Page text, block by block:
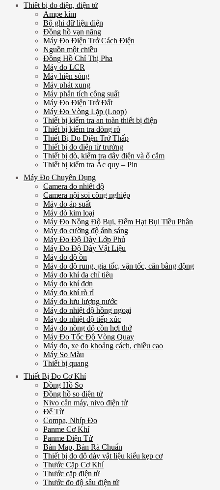
Thiêt bị đo điện, điện tử
Ampe kìm
Bộ ghi dữ liệu điện
Đồng hồ vạn năng
Máy Đo Điện Trở Cách Điện
Nguồn một chiều
Đồng Hồ Chỉ Thị Pha
Máy đo LCR
Máy hiện sóng
Máy phát xung
Máy phân tích công suất
Máy Đo Điện Trở Đất
Máy Đo Vòng Lặp (Loop)
Thiết bị kiểm tra an toàn thiết bị điện
Thiết bị kiểm tra dòng rò
Thiết Bị Đo Điện Trở Thấp
Thiết bị đo điện từ trường
Thiết bị dò, kiểm tra dây điện và ổ cắm
Thiết bị kiểm tra Ắc quy – Pin
Máy Đo Chuyên Dụng
Camera đo nhiêt độ
Camera nội soi công nghiệp
Máy đo áp suất
Máy dò kim loại
Máy Đo Nồng Độ Bụi, Đếm Hạt Bụi Tiều Phân
Máy đo cường độ ánh sáng
Máy Đo Độ Dày Lớp Phủ
Máy Đo Độ Dày Vật Liệu
Máy đo độ ồn
Máy đo độ rung, gia tốc, vận tốc, cân bằng động
Máy đo khí đa chỉ tiêu
Máy đo khí đơn
Máy đo khí rò rỉ
Máy đo lưu lượng nước
Máy đo nhiệt độ hồng ngoại
Máy đo nhiệt độ tiếp xúc
Máy đo nồng độ cồn hơi thở
Máy Đo Tốc Độ Vòng Quay
Máy đo, xe đo khoảng cách, chiều cao
Máy So Màu
Thiết bị quang
Thiết Bị Đo Cơ Khí
Đồng Hồ So
Đồng hồ so điện tử
Nivo cân máy, nivo điện tử
Đế Từ
Compa, Nhíp Đo
Panme Cơ Khí
Panme Điện Tử
Bàn Map, Bàn Rà Chuẩn
Thiết bị đo độ dày vật liệu kiểu kẹp cơ
Thước Cặp Cơ Khí
Thước cặp điện tử
Thước đo độ sâu điện tử